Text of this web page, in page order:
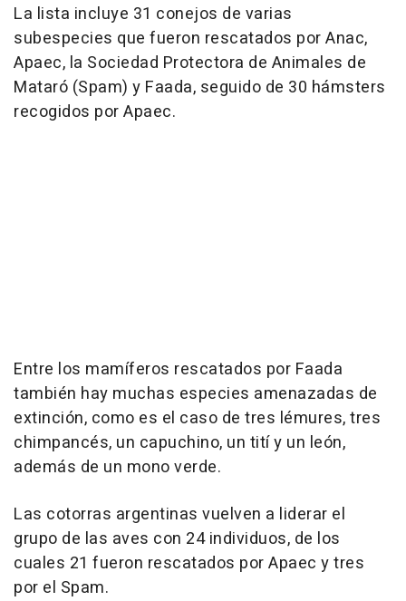
La lista incluye 31 conejos de varias
subespecies que fueron rescatados por Anac,
Apaec, la Sociedad Protectora de Animales de
Mataró (Spam) y Faada, seguido de 30 hámsters
recogidos por Apaec.
Entre los mamíferos rescatados por Faada
también hay muchas especies amenazadas de
extinción, como es el caso de tres lémures, tres
chimpancés, un capuchino, un tití y un león,
además de un mono verde.
Las cotorras argentinas vuelven a liderar el
grupo de las aves con 24 individuos, de los
cuales 21 fueron rescatados por Apaec y tres
por el Spam.